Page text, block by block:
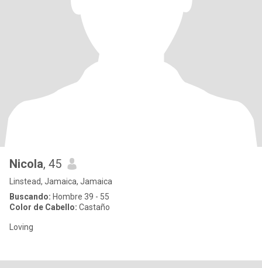
Nicola, 45
Linstead, Jamaica, Jamaica
Buscando: Hombre 39 - 55
Color de Cabello: Castaño
Loving